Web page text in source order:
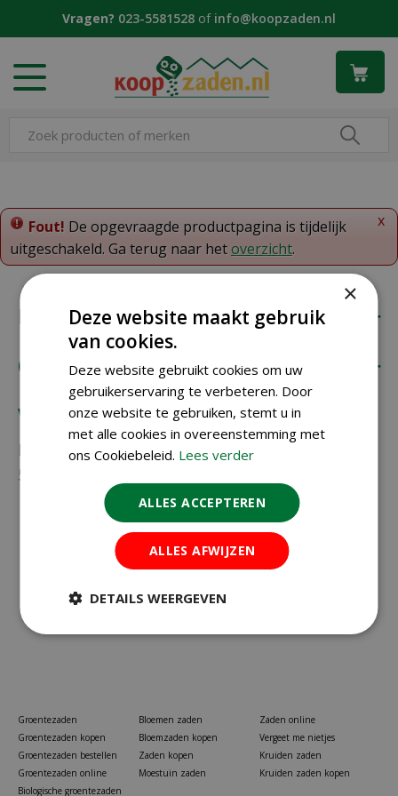
e
Vragen? 023-5581528 of info@koopzaden.nl
x
Fout! De opgevraagde productpagina is tijdelijk
uitgeschakeld. Ga terug naar hetoverzicht.
Koopzaden
Onze klantenservice
Vragen?
Neem gerust contact met ons op via
5581528
Groentezaden
Groentezaden kopen
Groentezaden bestellen
Groentezaden online
Biologische groentezaden
Bloemen zaden
Bloemzaden kopen
Zaden kopen
Moestuin zaden
Zaden online
Vergeet me nietjes
Kruiden zaden
Kruiden zaden kopen
×
Deze website maakt gebruik
van cookies.
Deze website gebruikt cookies om uw
gebruikerservaring te verbeteren. Door
onze website te gebruiken, stemt u in
met alle cookies in overeenstemming met
ons Cookiebeleid. Lees verder
ALLES ACCEPTEREN
ALLES AFWIJZEN
DETAILS WEERGEVEN